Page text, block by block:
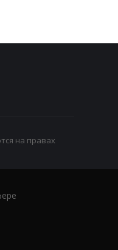
на правах